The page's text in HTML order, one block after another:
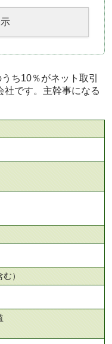
ち10％がネット取引
社です。主幹事になる
む）